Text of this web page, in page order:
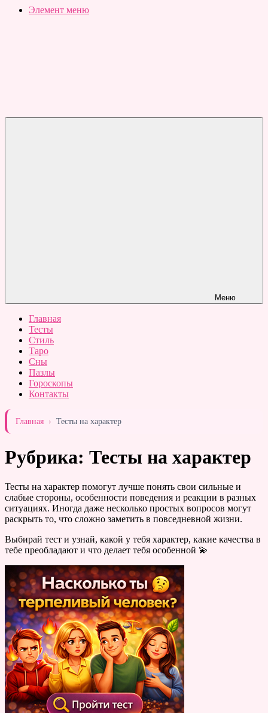
Элемент меню
Меню
Главная
Тесты
Стиль
Таро
Сны
Пазлы
Гороскопы
Контакты
Главная › Тесты на характер
Рубрика: Тесты на характер
Тесты на характер помогут лучше понять свои сильные и
слабые стороны, особенности поведения и реакции в разных
ситуациях. Иногда даже несколько простых вопросов могут
раскрыть то, что сложно заметить в повседневной жизни.
Выбирай тест и узнай, какой у тебя характер, какие качества в
тебе преобладают и что делает тебя особенной 💫